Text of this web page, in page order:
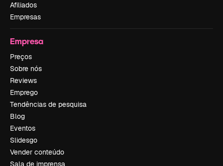
Afiliados
Empresas
Empresa
Preços
Sobre nós
Reviews
Emprego
Tendências de pesquisa
Blog
Eventos
Slidesgo
Vender conteúdo
Sala de imprensa